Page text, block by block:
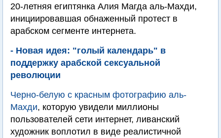
20-летняя египтянка Алия Магда аль-Махди,
инициировавшая обнаженный протест в
арабском сегменте интернета.
- Новая идея: "голый календарь" в
поддержку арабской сексуальной
революции
Черно-белую с красным фотографию аль-
Махди, которую увидели миллионы
пользователей сети интернет, ливанский
художник воплотил в виде реалистичной